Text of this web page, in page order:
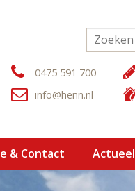
0475 591 700
info@henn.nl
& Contact Actueel